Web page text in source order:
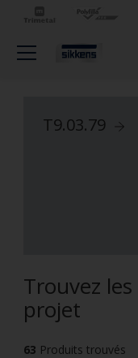
T9.03.79
Trouvez
projet
63 Produits trouvés